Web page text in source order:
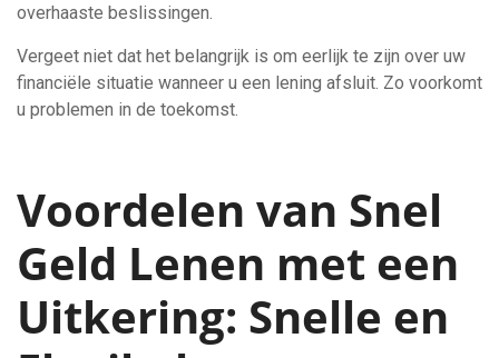
overhaaste beslissingen.
Vergeet niet dat het belangrijk is om eerlijk te zijn over uw
financiële situatie wanneer u een lening afsluit. Zo voorkomt
u problemen in de toekomst.
Voordelen van Snel
Geld Lenen met een
Uitkering: Snelle en